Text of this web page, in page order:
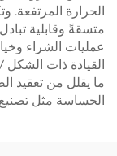
الحرارة المرتفعة.
متسقةً وقابلية
عمليات الشراء
ما يقلل من تعقيد
الحساسة مثل تصنيع